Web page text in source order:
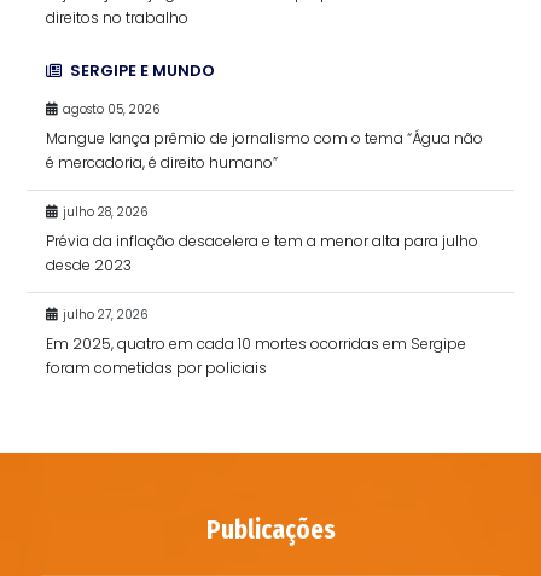
direitos no trabalho
SERGIPE E MUNDO
agosto 05, 2026
Mangue lança prêmio de jornalismo com o tema “Água não
é mercadoria, é direito humano”
julho 28, 2026
Prévia da inflação desacelera e tem a menor alta para julho
desde 2023
julho 27, 2026
Em 2025, quatro em cada 10 mortes ocorridas em Sergipe
foram cometidas por policiais
Publicações